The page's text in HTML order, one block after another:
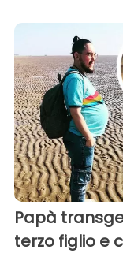
Papà
terzo figlio e